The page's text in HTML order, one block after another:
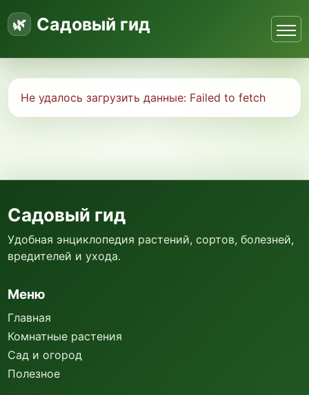
Садовый гид
Не удалось загрузить данные: Failed to fetch
Садовый гид
Удобная энциклопедия растений, сортов, болезней,
вредителей и ухода.
Меню
Главная
Комнатные растения
Сад и огород
Полезное